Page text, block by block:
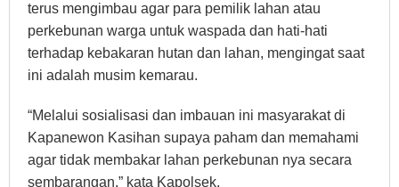
terus mengimbau agar para pemilik lahan atau
perkebunan warga untuk waspada dan hati-hati
terhadap kebakaran hutan dan lahan, mengingat saat
ini adalah musim kemarau.
“Melalui sosialisasi dan imbauan ini masyarakat di
Kapanewon Kasihan supaya paham dan memahami
agar tidak membakar lahan perkebunan nya secara
sembarangan,” kata Kapolsek.